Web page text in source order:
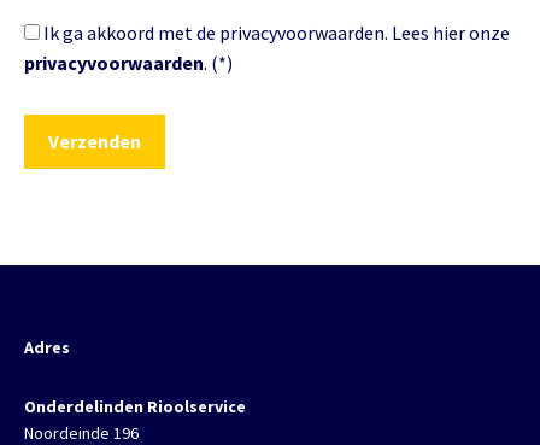
Ik ga akkoord met de privacyvoorwaarden. Lees hier onze
privacyvoorwaarden. (*)
Adres
Onderdelinden Rioolservice
Noordeinde 196